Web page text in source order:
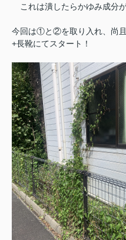
これは潰したらかゆみ成分
今回は①と②を取り入れ、尚
+長靴にてスタート！